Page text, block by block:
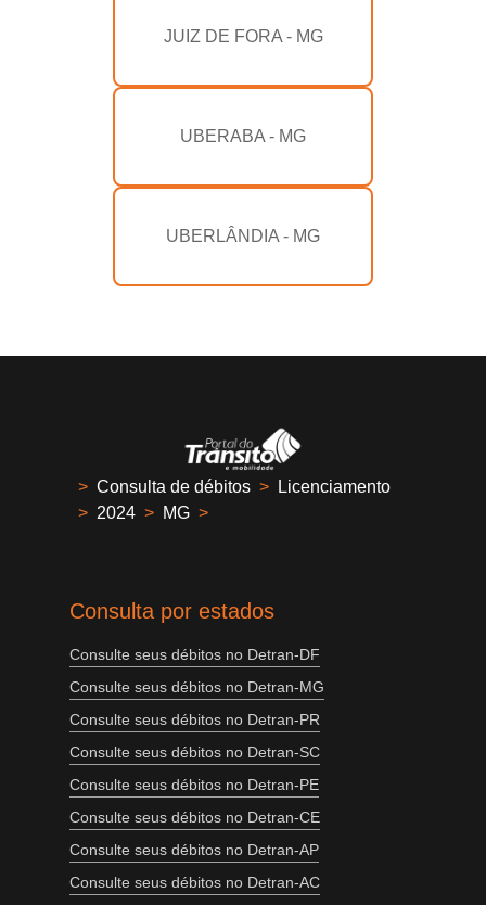
JUIZ DE FORA - MG
UBERABA - MG
UBERLÂNDIA - MG
> Consulta de débitos >
Licenciamento
> 2024 > MG >
Consulta por estados
Consulte seus débitos no Detran-DF
Consulte seus débitos no Detran-MG
Consulte seus débitos no Detran-PR
Consulte seus débitos no Detran-SC
Consulte seus débitos no Detran-PE
Consulte seus débitos no Detran-CE
Consulte seus débitos no Detran-AP
Consulte seus débitos no Detran-AC